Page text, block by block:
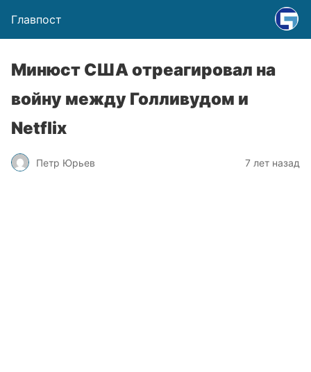
Главпост
Минюст США отреагировал на
войну между Голливудом и
Netflix
Петр Юрьев 7 лет назад